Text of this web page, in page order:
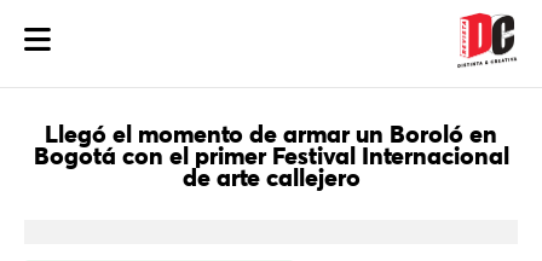
Llegó el momento de armar un Boroló en
Bogotá con el primer Festival Internacional
de arte callejero